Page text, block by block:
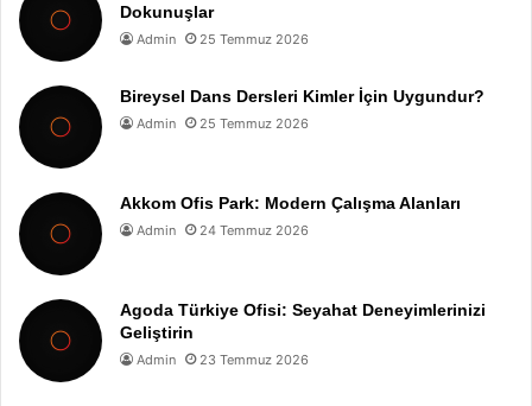
Dokunuşlar
Admin 25 Temmuz 2026
Bireysel Dans Dersleri Kimler İçin Uygundur?
Admin 25 Temmuz 2026
Akkom Ofis Park: Modern Çalışma Alanları
Admin 24 Temmuz 2026
Agoda Türkiye Ofisi: Seyahat Deneyimlerinizi
Geliştirin
Admin 23 Temmuz 2026